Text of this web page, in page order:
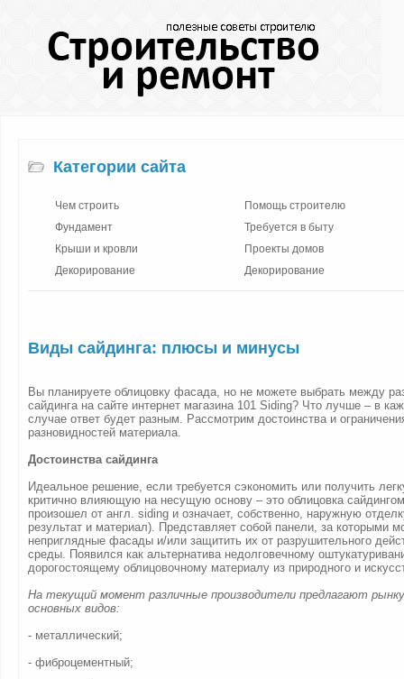
Категории сайта
Чем строить
Фундамент
Крыши и кровли
Декорирование
Помощь строителю
Требуется в быту
Проекты домов
Декорирование
Виды сайдинга: плюсы и минусы
Вы планируете облицовку фасада, но не можете выбрать между
сайдинга на сайте интернет магазина 101 Siding? Что лучше – в
случае ответ будет разным. Рассмотрим достоинства и
разновидностей материала.
Достоинства сайдинга
Идеальное решение, если требуется сэкономить или получить
критично влияющую на несущую основу – это облицовка
произошел от англ. siding и означает, собственно, наружную
результат и материал). Представляет собой панели, за которыми
неприглядные фасады и/или защитить их от разрушительного
среды. Появился как альтернатива недолговечному
дорогостоящему облицовочному материалу из природного и
На текущий момент различные производители предлагают
основных видов:
- металлический;
- фиброцементный;